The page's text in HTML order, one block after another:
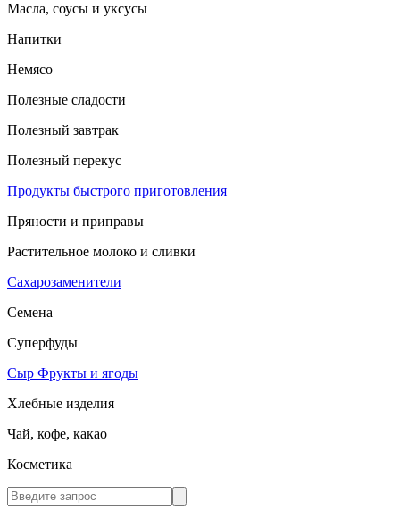
Масла, соусы и уксусы
Напитки
Немясо
Полезные сладости
Полезный завтрак
Полезный перекус
Продукты быстрого приготовления
Пряности и приправы
Растительное молоко и сливки
Сахарозаменители
Семена
Суперфуды
Сыр Фрукты и ягоды
Хлебные изделия
Чай, кофе, какао
Косметика